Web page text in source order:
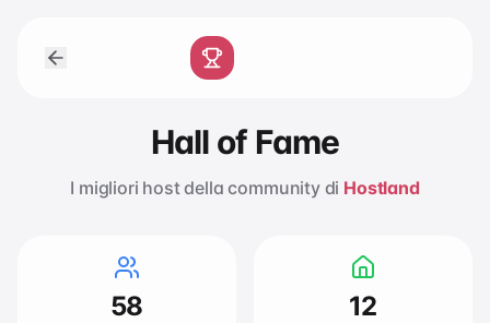
Hall of Fame
I migliori host della community di Hostland
58 12